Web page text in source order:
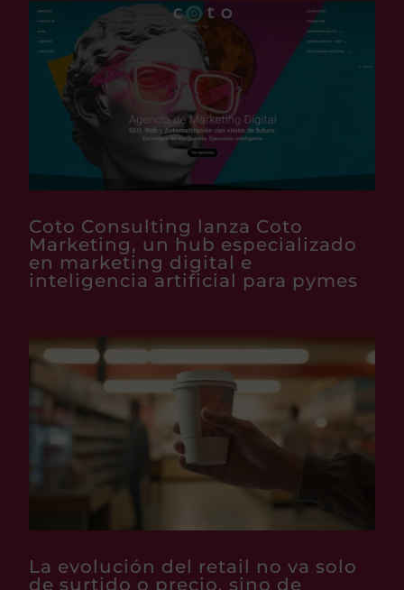
Coto Consulting lanza Coto
Marketing, un hub especializado
en marketing digital e
inteligencia artificial para pymes
La evolución del retail no va solo
de surtido o precio, sino de